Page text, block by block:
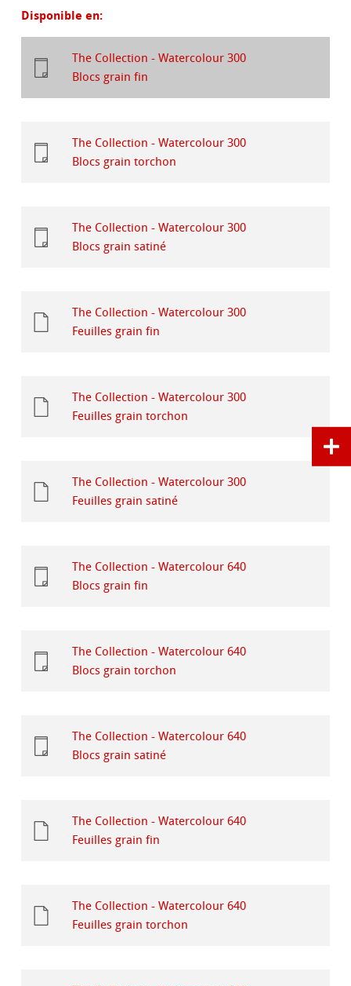
Disponible en:
The Collection - Watercolour 300
Blocs grain fin
The Collection - Watercolour 300
Blocs grain torchon
The Collection - Watercolour 300
Blocs grain satiné
The Collection - Watercolour 300
Feuilles grain fin
The Collection - Watercolour 300
Feuilles grain torchon
The Collection - Watercolour 300
Feuilles grain satiné
The Collection - Watercolour 640
Blocs grain fin
The Collection - Watercolour 640
Blocs grain torchon
The Collection - Watercolour 640
Blocs grain satiné
The Collection - Watercolour 640
Feuilles grain fin
The Collection - Watercolour 640
Feuilles grain torchon